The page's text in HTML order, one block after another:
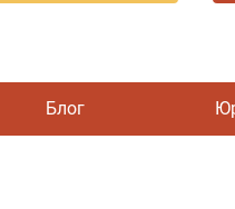
Блог